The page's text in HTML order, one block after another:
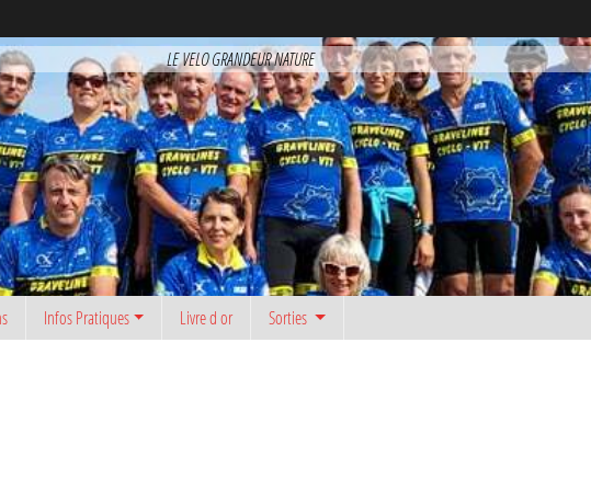
LE VELO GRANDEUR NATURE
Infos Pratiques Livre d or Sorties